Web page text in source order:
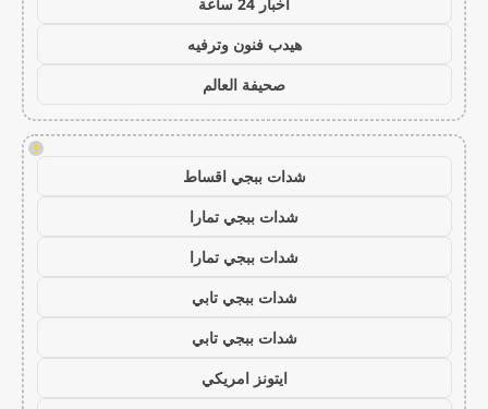
هيدب فنون وترفيه
صحيفة العالم
!
شدات ببجي اقساط
شدات ببجي تمارا
شدات ببجي تمارا
شدات ببجي تابي
شدات ببجي تابي
ايتونز امريكي